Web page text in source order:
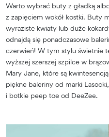
Warto wybrać buty z gładką
z zapięciem wokół kostki. Buty
wyraziste kwiaty lub duże
odnajdą się ponadczasowe
czerwień! W tym stylu świetnie
wyższej szerszej szpilce w
Mary Jane, które są
piękne baleriny od marki
i botkie peep toe od DeeZee.